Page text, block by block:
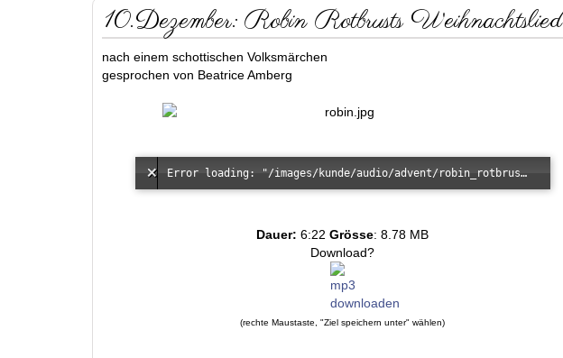
10.Dezember: Robin Rotbrusts Weihnachtslied
nach einem schottischen Volksmärchen
gesprochen von Beatrice Amberg
Error loading: "/images/kunde/audio/advent/robin_rotbrusts_weihnachtslied.mp3"
Dauer: 6:22 Grösse: 8.78 MB
Download?
(rechte Maustaste, "Ziel speichern unter" wählen)